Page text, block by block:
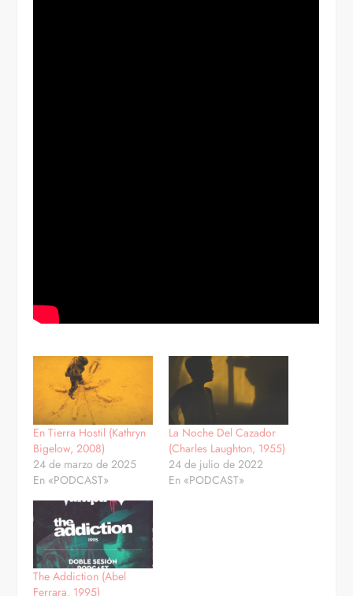
En Tierra Hostil (Kathryn
Bigelow, 2008)
24 de marzo de 2025
En «PODCAST»
La Noche Del Cazador
(Charles Laughton, 1955)
24 de julio de 2022
En «PODCAST»
The Addiction (Abel
Ferrara, 1995)